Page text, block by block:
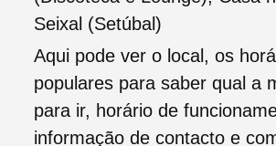
Seixal (Setúbal)
Aqui pode ver o local, os
populares para saber qual a
para ir, horário de
informação de contacto e